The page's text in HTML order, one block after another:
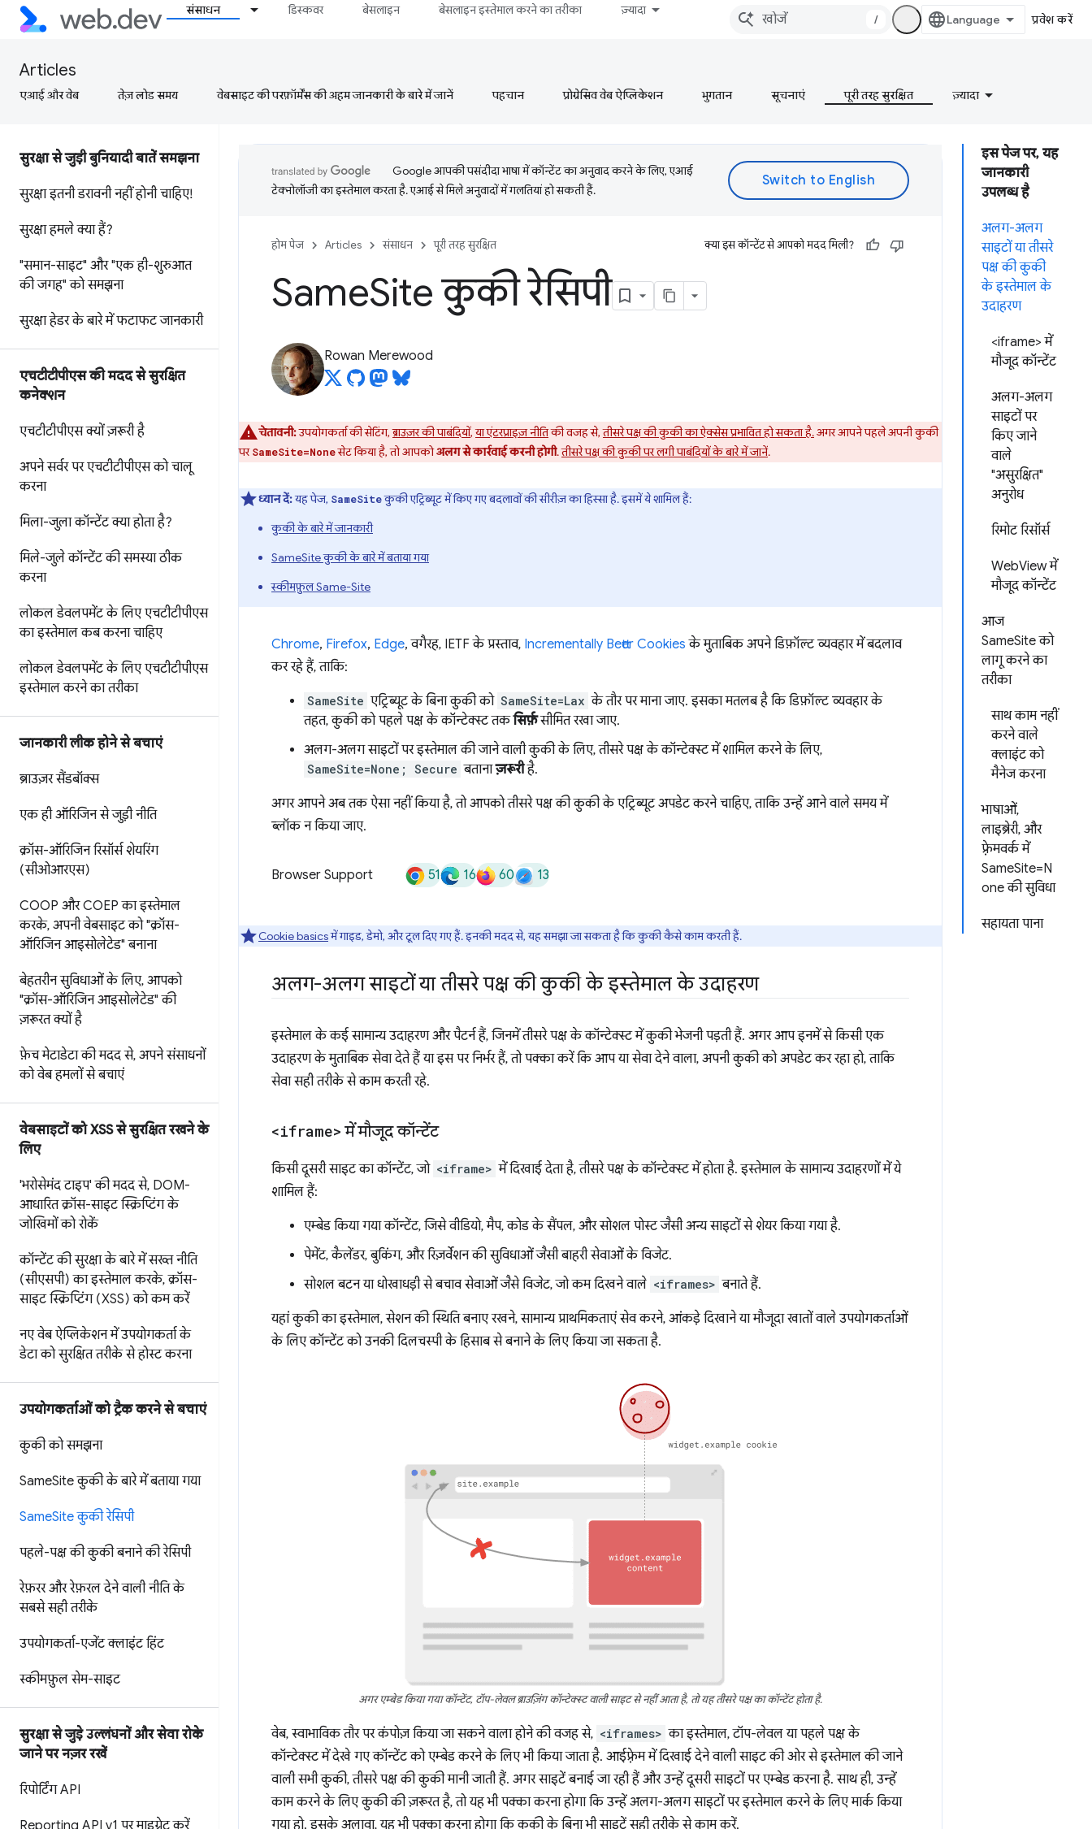
संसाधन डिस्कवर बेसलाइन बेसलाइन इस्तेमाल करने का तरीका ज़्यादा
/ प्रवेश करें
Articles
एआई और वेब तेज़ लोड समय वेबसाइट की परफ़ॉर्मेंस की अहम जानकारी के बारे में जानें पहचान प्रोग्रेसिव वेब ऐप्लिकेशन भुगतान सूचनाएं पूरी तरह सुरक्षित ज़्यादा
सुरक्षा से जुड़ी बुनियादी बातें समझना
सुरक्षा इतनी डरावनी नहीं होनी चाहिए!
सुरक्षा हमले क्या हैं?
"समान-साइट" और "एक ही-शुरुआत
की जगह" को समझना
सुरक्षा हेडर के बारे में फटाफट जानकारी
एचटीटीपीएस की मदद से सुरक्षित
कनेक्शन
एचटीटीपीएस क्यों ज़रूरी है
अपने सर्वर पर एचटीटीपीएस को चालू
करना
मिला-जुला कॉन्टेंट क्या होता है?
मिले-जुले कॉन्टेंट की समस्या ठीक
करना
लोकल डेवलपमेंट के लिए एचटीटीपीएस
का इस्तेमाल कब करना चाहिए
लोकल डेवलपमेंट के लिए एचटीटीपीएस
इस्तेमाल करने का तरीका
जानकारी लीक होने से बचाएं
ब्राउज़र सैंडबॉक्स
एक ही ऑरिजिन से जुड़ी नीति
क्रॉस-ऑरिजिन रिसॉर्स शेयरिंग
(सीओआरएस)
COOP और COEP का इस्तेमाल
करके, अपनी वेबसाइट को "क्रॉस-
ऑरिजिन आइसोलेटेड" बनाना
बेहतरीन सुविधाओं के लिए, आपको
"क्रॉस-ऑरिजिन आइसोलेटेड" की
ज़रूरत क्यों है
फ़ेच मेटाडेटा की मदद से, अपने संसाधनों
को वेब हमलों से बचाएं
वेबसाइटों को XSS से सुरक्षित रखने के
लिए
'भरोसेमंद टाइप' की मदद से, DOM-
आधारित क्रॉस-साइट स्क्रिप्टिंग के
जोखिमों को रोकें
कॉन्टेंट की सुरक्षा के बारे में सख्त नीति
(सीएसपी) का इस्तेमाल करके,क्रॉस-
साइट स्क्रिप्टिंग (XSS) को कम करें
नए वेब ऐप्लिकेशन में उपयोगकर्ता के
डेटा को सुरक्षित तरीके से होस्ट करना
उपयोगकर्ताओं को ट्रैक करने से बचाएं
कुकी को समझना
SameSite कुकी के बारे में बताया गया
SameSite कुकी रेसिपी
पहले-पक्ष की कुकी बनाने की रेसिपी
रेफ़रर और रेफ़रल देने वाली नीति के
सबसे सही तरीके
उपयोगकर्ता-एजेंट क्लाइंट हिंट
स्कीमफ़ुल सेम-साइट
सुरक्षा से जुड़े उल्लंघनों और सेवा रोके
जाने पर नज़र रखें
रिपोर्टिंग API
Reporting API v1 पर माइग्रेट करें
इस पेज पर, यह
जानकारी
उपलब्ध है
अलग-अलग
साइटों या तीसरे
पक्ष की कुकी
के इस्तेमाल के
उदाहरण
<iframe> में
मौजूद कॉन्टेंट
अलग-अलग
साइटों पर
किए जाने
वाले
"असुरक्षित"
अनुरोध
रिमोट रिसॉर्स
WebView में
मौजूद कॉन्टेंट
आज
SameSite को
लागू करने का
तरीका
साथ काम नहीं
करने वाले
क्लाइंट को
मैनेज करना
भाषाओं,
लाइब्रेरी, और
फ़्रेमवर्क में
SameSite=N
one की सुविधा
सहायता पाना
Google आपकी पसंदीदा भाषा में कॉन्टेंट का अनुवाद करने के लिए, एआई
टेक्नोलॉजी का इस्तेमाल करता है. एआई से मिले अनुवादों में गलतियां हो सकती हैं.
होम पेज Articles संसाधन पूरी तरह सुरक्षित क्या इस कॉन्टेंट से आपको मदद मिली?
SameSite कुकी रेसिपी
Rowan Merewood
चेतावनी:उपयोगकर्ता की सेटिंग,ब्राउज़र की पाबंदियों,या एंटरप्राइज़ नीतिकी वजह से,तीसरे पक्ष की कुकी का ऐक्सेस प्रभावित हो सकता है.अगर आपने पहले अपनी कुकी
परSameSite=Noneसेट किया है, तो आपकोअलग से कार्रवाई करनी होगी.तीसरे पक्ष की कुकी पर लगी पाबंदियों के बारे में जानें.
ध्यान दें:यह पेज, SameSiteकुकी एट्रिब्यूट में किए गए बदलावों की सीरीज़ का हिस्सा है. इसमें ये शामिल हैं:
कुकी के बारे में जानकारी
SameSite कुकी के बारे में बताया गया
स्कीमफ़ुल Same-Site
Chrome, Firefox, Edge, वगैरह, IETF के प्रस्ताव, Incrementally Better Cookies के मुताबिक अपने डिफ़ॉल्ट व्यवहार में बदलाव
कर रहे हैं, ताकि:
SameSite एट्रिब्यूट के बिना कुकी को SameSite=Lax के तौर पर माना जाए. इसका मतलब है कि डिफ़ॉल्ट व्यवहार के
तहत, कुकी को पहले पक्ष के कॉन्टेक्स्ट तकसिर्फ़सीमित रखा जाए.
अलग-अलग साइटों पर इस्तेमाल की जाने वाली कुकी के लिए, तीसरे पक्ष के कॉन्टेक्स्ट में शामिल करने के लिए,
SameSite=None; Secure बतानाज़रूरीहै.
अगर आपने अब तक ऐसा नहीं किया है, तो आपको तीसरे पक्ष की कुकी के एट्रिब्यूट अपडेट करने चाहिए, ताकि उन्हें आने वाले समय में
ब्लॉक न किया जाए.
Browser Support 51 16 60 13
Cookie basicsमें गाइड, डेमो, और टूल दिए गए हैं. इनकी मदद से, यह समझा जा सकता है कि कुकी कैसे काम करती हैं.
अलग-अलग साइटों या तीसरे पक्ष की कुकी के इस्तेमाल के उदाहरण
इस्तेमाल के कई सामान्य उदाहरण और पैटर्न हैं, जिनमें तीसरे पक्ष के कॉन्टेक्स्ट में कुकी भेजनी पड़ती हैं. अगर आप इनमें से किसी एक
उदाहरण के मुताबिक सेवा देते हैं या इस पर निर्भर हैं, तो पक्का करें कि आप या सेवा देने वाला, अपनी कुकी को अपडेट कर रहा हो, ताकि
सेवा सही तरीके से काम करती रहे.
<iframe> में मौजूद कॉन्टेंट
किसी दूसरी साइट का कॉन्टेंट, जो <iframe> में दिखाई देता है, तीसरे पक्ष के कॉन्टेक्स्ट में होता है. इस्तेमाल के सामान्य उदाहरणों में ये
शामिल हैं:
एम्बेड किया गया कॉन्टेंट, जिसे वीडियो, मैप, कोड के सैंपल, और सोशल पोस्ट जैसी अन्य साइटों से शेयर किया गया है.
पेमेंट, कैलेंडर, बुकिंग, और रिज़र्वेशन की सुविधाओं जैसी बाहरी सेवाओं के विजेट.
सोशल बटन या धोखाधड़ी से बचाव सेवाओं जैसे विजेट, जो कम दिखने वाले <iframes> बनाते हैं.
यहां कुकी का इस्तेमाल, सेशन की स्थिति बनाए रखने, सामान्य प्राथमिकताएं सेव करने, आंकड़े दिखाने या मौजूदा खातों वाले उपयोगकर्ताओं
के लिए कॉन्टेंट को उनकी दिलचस्पी के हिसाब से बनाने के लिए किया जा सकता है.
अगर एम्बेड किया गया कॉन्टेंट, टॉप-लेवल ब्राउज़िंग कॉन्टेक्स्ट वाली साइट से नहीं आता है, तो यह तीसरे पक्ष का कॉन्टेंट होता है.
वेब, स्वाभाविक तौर पर कंपोज़ किया जा सकने वाला होने की वजह से, <iframes> का इस्तेमाल, टॉप-लेवल या पहले पक्ष के
कॉन्टेक्स्ट में देखे गए कॉन्टेंट को एम्बेड करने के लिए भी किया जाता है. आईफ़्रेम में दिखाई देने वाली साइट की ओर से इस्तेमाल की जाने
वाली सभी कुकी, तीसरे पक्ष की कुकी मानी जाती हैं. अगर साइटें बनाई जा रही हैं और उन्हें दूसरी साइटों पर एम्बेड करना है. साथ ही, उन्हें
काम करने के लिए कुकी की ज़रूरत है, तो यह भी पक्का करना होगा कि उन्हें अलग-अलग साइटों पर इस्तेमाल करने के लिए मार्क किया
गया हो. इसके अलावा, यह भी पक्का करना होगा कि कुकी के बिना भी साइटें सही तरीके से काम करें.